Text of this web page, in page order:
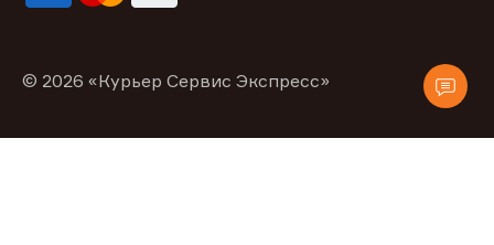
© 2026 «Курьер Сервис Экспресс»